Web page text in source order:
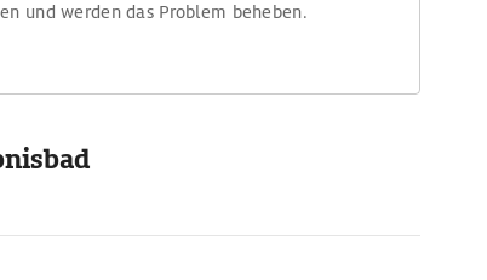
und werden das Problem beheben.